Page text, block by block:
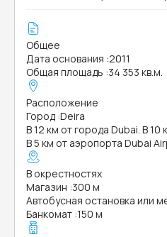
Общее
Дата основания :2011
Общая площадь :34 353 кв.м.
Расположение
Город :Deira
В 12 км от города Dubai. В
В 5 км от аэропорта Dubai
В окрестностях
Магазин :300 м
Автобусная остановка или
Банкомат :150 м